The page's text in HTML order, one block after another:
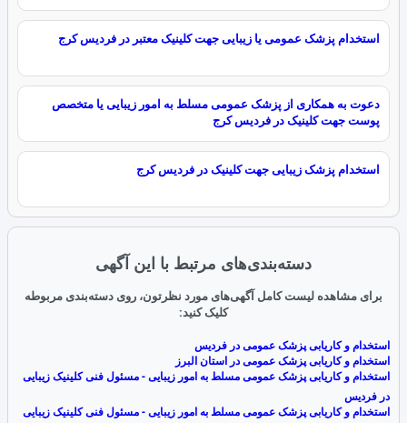
استخدام پزشک عمومی یا زیبایی جهت کلینیک معتبر در فردیس کرج
دعوت به همکاری از پزشک عمومی مسلط به امور زیبایی یا متخصص
پوست جهت کلینیک در فردیس کرج
استخدام پزشک زیبایی جهت کلینیک در فردیس کرج
دسته‌بندی‌های مرتبط با این آگهی
برای مشاهده لیست کامل آگهی‌های مورد نظرتون، روی دسته‌بندی مربوطه
کلیک کنید:
استخدام و کاریابی پزشک عمومی در فردیس
استخدام و کاریابی پزشک عمومی در استان البرز
استخدام و کاریابی پزشک عمومی مسلط به امور زیبایی - مسئول فنی کلینیک زیبایی
در فردیس
استخدام و کاریابی پزشک عمومی مسلط به امور زیبایی - مسئول فنی کلینیک زیبایی